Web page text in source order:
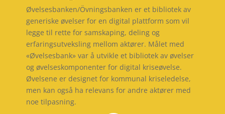
Øvelsesbanken/Övningsbanken er et bibliotek av
generiske øvelser for en digital plattform som vil
legge til rette for samskaping, deling og
erfaringsutveksling mellom aktører. Målet med
«Øvelsesbank» var å utvikle et bibliotek av øvelser
og øvelseskomponenter for digital kriseøvelse.
Øvelsene er designet for kommunal kriseledelse,
men kan også ha relevans for andre aktører med
noe tilpasning.